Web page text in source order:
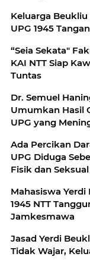
Keluarga Beukliu
UPG 1945
“Seia Sekata" Fakultas Hukum UPG 1945 Gandeng
KAI NTT Siap
Tuntas
Dr. Semuel
Umumkan Hasil
UPG yang
Ada Percikan
UPG Diduga
Fisik dan Seksual
Mahasiswa
1945 NTT
Jamkesmawa
Jasad Yerdi
Tidak Wajar,